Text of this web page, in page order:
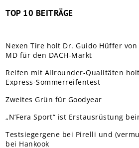
TOP 10 BEITRÄGE
Nexen Tire holt Dr. Guido Hüffer von
MD für den DACH-Markt
Reifen mit Allrounder-Qualitäten
Express-Sommerreifentest
Zweites Grün für Goodyear
„N’Fera Sport“ ist Erstausrüstung
Testsiegergene bei Pirelli und
bei Hankook